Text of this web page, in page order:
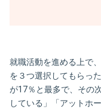
就職活動を進める上で
を３つ選択してもらっ
が17％と最多で、その
している」「アットホ